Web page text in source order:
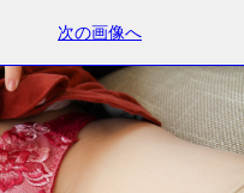
次の画像へ